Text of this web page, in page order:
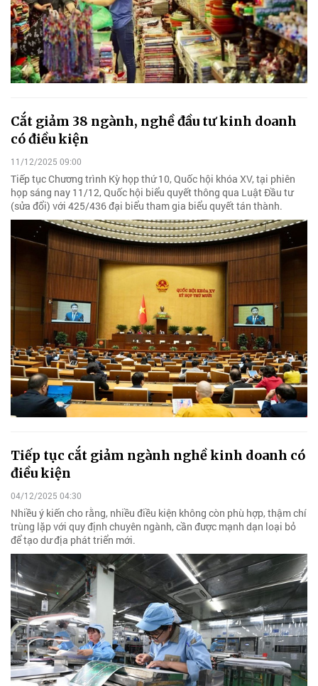
Cắt giảm 38 ngành, nghề đầu tư kinh doanh
có điều kiện
11/12/2025 09:00
Tiếp tục Chương trình Kỳ họp thứ 10, Quốc hội khóa XV, tại phiên
họp sáng nay 11/12, Quốc hội biểu quyết thông qua Luật Đầu tư
(sửa đổi) với 425/436 đại biểu tham gia biểu quyết tán thành.
Tiếp tục cắt giảm ngành nghề kinh doanh có
điều kiện
04/12/2025 04:30
Nhiều ý kiến cho rằng, nhiều điều kiện không còn phù hợp, thậm chí
trùng lặp với quy định chuyên ngành, cần được mạnh dạn loại bỏ
để tạo dư địa phát triển mới.